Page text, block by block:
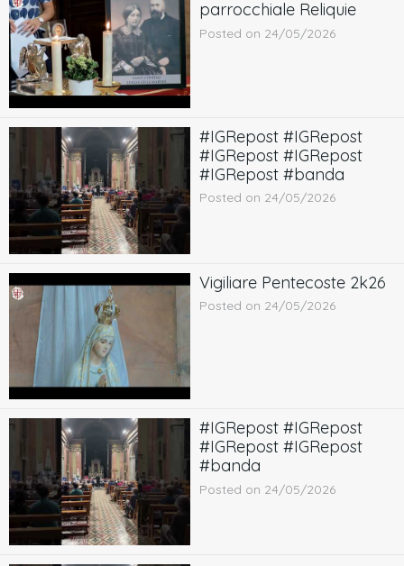
parrocchiale Reliquie
Posted on 24/05/2026
#IGRepost #IGRepost
#IGRepost #IGRepost
#IGRepost #banda
Posted on 24/05/2026
Vigiliare Pentecoste 2k26
Posted on 24/05/2026
#IGRepost #IGRepost
#IGRepost #IGRepost
#banda
Posted on 24/05/2026